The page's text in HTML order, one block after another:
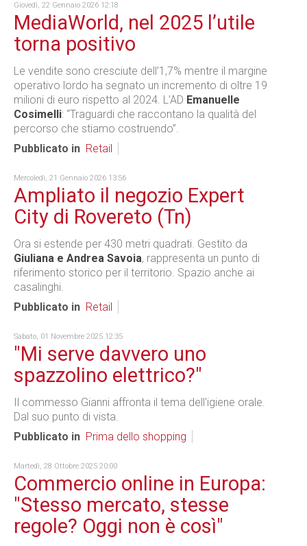
Giovedì, 22 Gennaio 2026 12:18
MediaWorld, nel 2025 l’utile
torna positivo
Le vendite sono cresciute dell’1,7% mentre il margine
operativo lordo ha segnato un incremento di oltre 19
milioni di euro rispetto al 2024. L’AD Emanuelle
Cosimelli: “Traguardi che raccontano la qualità del
percorso che stiamo costruendo”.
Pubblicato in Retail
Mercoledì, 21 Gennaio 2026 13:56
Ampliato il negozio Expert
City di Rovereto (Tn)
Ora si estende per 430 metri quadrati. Gestito da
Giuliana e Andrea Savoia, rappresenta un punto di
riferimento storico per il territorio. Spazio anche ai
casalinghi.
Pubblicato in Retail
Sabato, 01 Novembre 2025 12:35
"Mi serve davvero uno
spazzolino elettrico?"
Il commesso Gianni affronta il tema dell'igiene orale.
Dal suo punto di vista.
Pubblicato in Prima dello shopping
Martedì, 28 Ottobre 2025 20:00
Commercio online in Europa:
"Stesso mercato, stesse
regole? Oggi non è così"